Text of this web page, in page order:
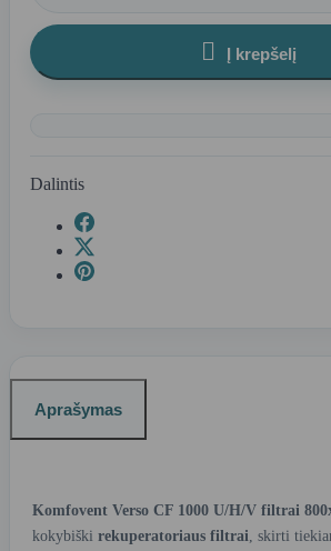
 Į krepšelį
Dalintis
Aprašymas
Komfovent Verso CF 1000 U/H/V filtrai
kokybiški rekuperatoriaus filtrai , skirti